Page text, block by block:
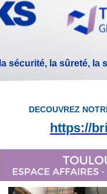
sécurité, la sûreté,
DECOUVREZ
https://